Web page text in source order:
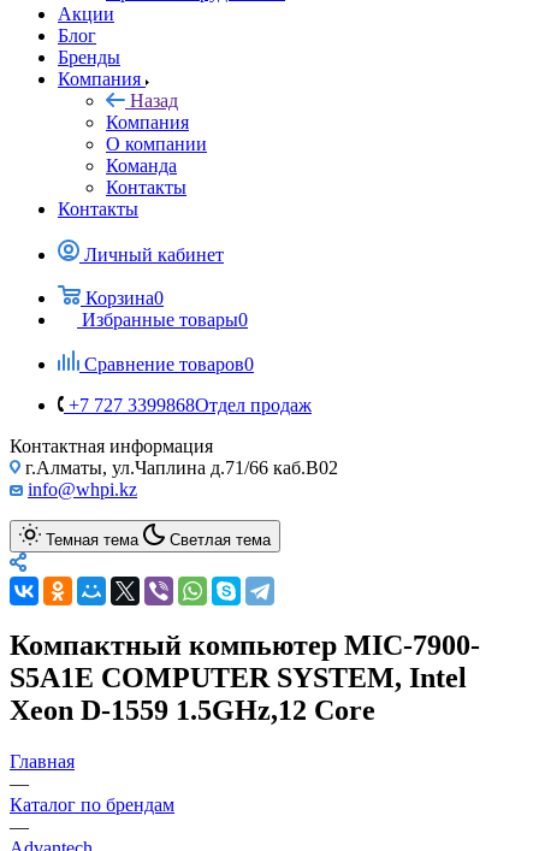
Акции
Блог
Бренды
Компания
Назад
Компания
О компании
Команда
Контакты
Контакты
Личный кабинет
Корзина0
Избранные товары0
Сравнение товаров0
+7 727 3399868Отдел продаж
Контактная информация
г.Алматы, ул.Чаплина д.71/66 каб.B02
info@whpi.kz
Темная тема Светлая тема
Компактный компьютер MIC-7900-
S5A1E COMPUTER SYSTEM, Intel
Xeon D-1559 1.5GHz,12 Core
Главная
—
Каталог по брендам
—